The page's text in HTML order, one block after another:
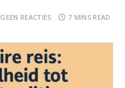
GEEN REACTIES 7 MINS READ